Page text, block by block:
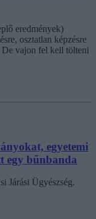
eredmények)
osztatlan képzésre
De vajon fel kell tölteni
egyetemi
egy bűnbanda
Járási Ügyészség.